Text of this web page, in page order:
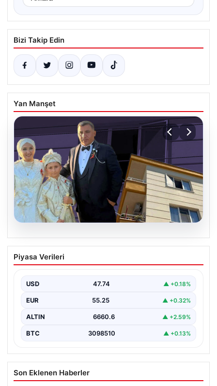
Bizi Takip Edin
Yan Manşet
06.08.2026
Çanakkale’de böcek ilaçlaması felakete
dönüştü. Yusuf öldü, annesi yoğun
Piyasa Verileri
USD 47.74 ▲ +0.18%
EUR 55.25 ▲ +0.32%
ALTIN 6660.6 ▲ +2.59%
BTC 3098510 ▲ +0.13%
Son Eklenen Haberler